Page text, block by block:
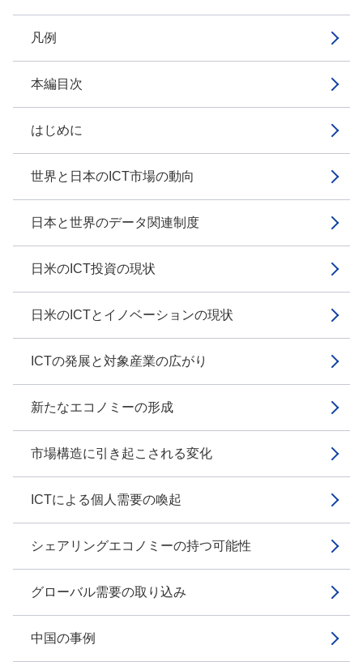
凡例
本編目次
はじめに
世界と日本のICT市場の動向
日本と世界のデータ関連制度
日米のICT投資の現状
日米のICTとイノベーションの現状
ICTの発展と対象産業の広がり
新たなエコノミーの形成
市場構造に引き起こされる変化
ICTによる個人需要の喚起
シェアリングエコノミーの持つ可能性
グローバル需要の取り込み
中国の事例